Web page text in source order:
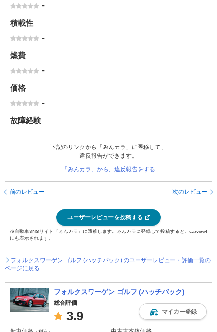
-
積載性
-
燃費
-
価格
-
故障経験
下記のリンクから「みんカラ」に遷移して、
違反報告ができます。
「みんカラ」から、違反報告をする
前のレビュー 次のレビュー
ユーザーレビューを投稿する
※自動車SNSサイト「みんカラ」に遷移します。みんカラに登録して投稿すると、carview!
にも表示されます。
フォルクスワーゲン ゴルフ (ハッチバック) のユーザーレビュー・評価一覧の
ページに戻る
フォルクスワーゲン ゴルフ (ハッチバック)
総合評価
3.9 マイカー登録